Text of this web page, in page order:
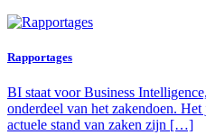
Rapportages
BI staat voor Business
onderdeel van het zakendoen.
actuele stand van zaken zijn […]